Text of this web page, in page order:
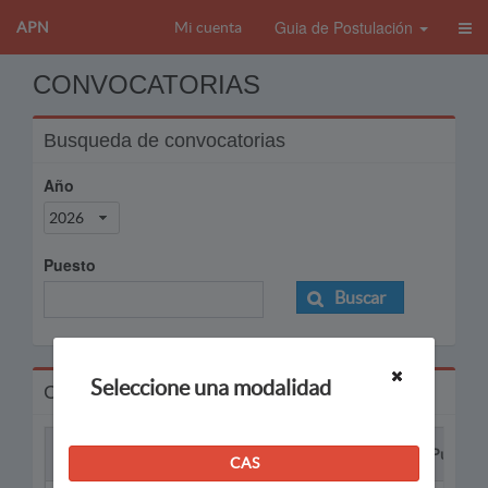
APN Mi cuenta Guia de Postulación
CONVOCATORIAS
Busqueda de convocatorias
Año
2026
Puesto
Buscar
Convocatorias
Puesto
Seleccione una modalidad
CAS